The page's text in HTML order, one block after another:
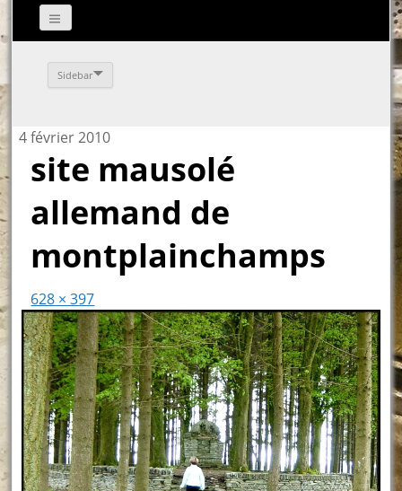
Sidebar
4 février 2010
site mausolé
allemand de
montplainchamps
628 × 397